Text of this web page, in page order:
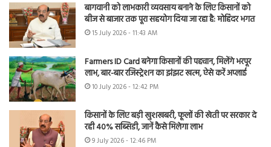
बागवानी को लाभकारी व्यवसाय बनाने के लिए किसानों को
बीज से बाजार तक पूरा सहयोग दिया जा रहा है: मोहिंदर भगत
15 July 2026 - 11:43 AM
Farmers ID Card बनेगा किसानों की पहचान, मिलेंगे भरपूर
लाभ, बार-बार रजिस्ट्रेशन का झंझट खत्म, ऐसे करें अप्लाई
10 July 2026 - 12:42 PM
किसानों के लिए बड़ी खुशखबरी, फूलों की खेती पर सरकार दे
रही 40% सब्सिडी, जानें कैसे मिलेगा लाभ
9 July 2026 - 12:46 PM